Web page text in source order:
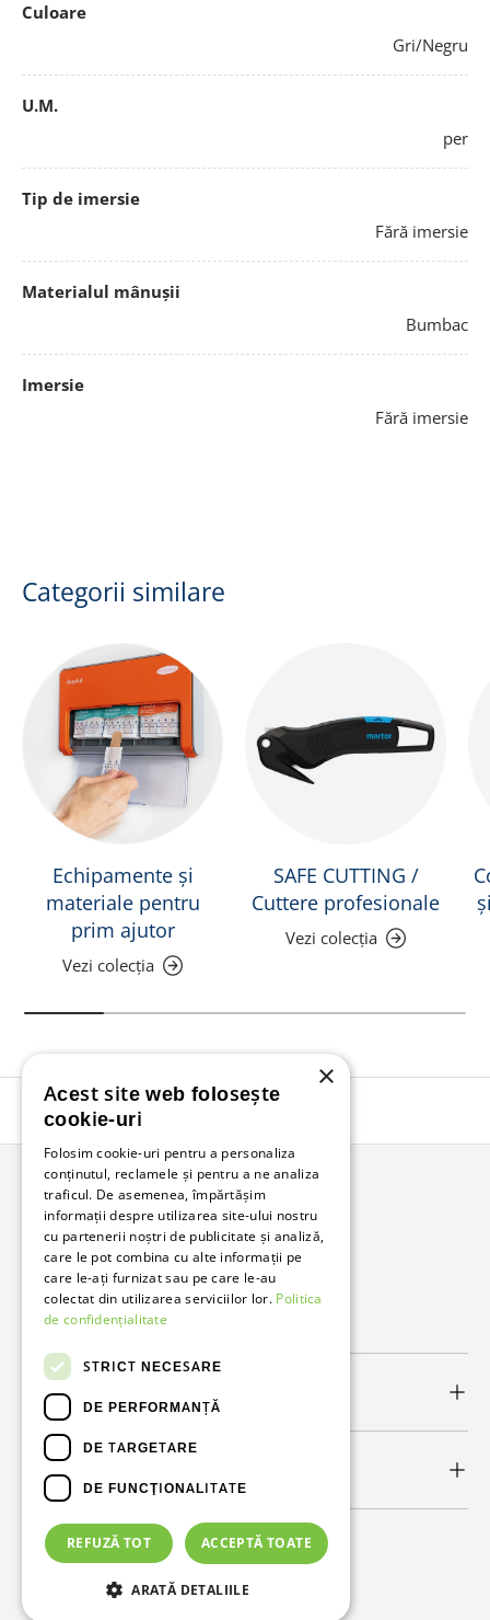
Culoare
Gri/Negru
U.M.
per
Tip de imersie
Fără imersie
Materialul mânușii
Bumbac
Imersie
Fără imersie
Categorii similare
Echipamente și
materiale pentru
prim ajutor
Vezi colecția
SAFE CUTTING /
Cuttere profesionale
Vezi colecția
Înapoi în sus
Bunzl Romania
Soluții complete pentru afacerea ta.
FacebookLinkedIn
Link-uri utile
Newsletter
Metode de plată acceptate
Bunzl Romania.
×
Acest site web folosește
cookie-uri
Folosim cookie-uri pentru a personaliza
conținutul, reclamele și pentru a ne analiza
traficul. De asemenea, împărtășim
informații despre utilizarea site-ului nostru
cu partenerii noștri de publicitate și analiză,
care le pot combina cu alte informații pe
care le-ați furnizat sau pe care le-au
colectat din utilizarea serviciilor lor. Politica
de confidențialitate
STRICT NECESARE
DE PERFORMANȚĂ
DE TARGETARE
DE FUNCŢIONALITATE
ACCEPTĂ TOATE
REFUZĂ TOT
ARATĂ DETALIILE